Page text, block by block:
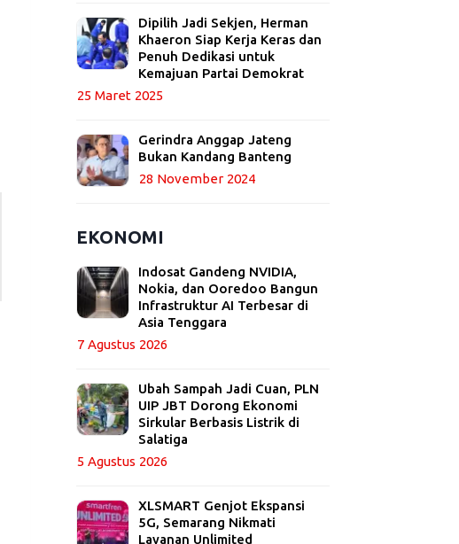
Dipilih Jadi Sekjen, Herman
Khaeron Siap Kerja Keras dan
Penuh Dedikasi untuk
Kemajuan Partai Demokrat
25 Maret 2025
Gerindra Anggap Jateng
Bukan Kandang Banteng
28 November 2024
EKONOMI
Indosat Gandeng NVIDIA,
Nokia, dan Ooredoo Bangun
Infrastruktur AI Terbesar di
Asia Tenggara
7 Agustus 2026
Ubah Sampah Jadi Cuan, PLN
UIP JBT Dorong Ekonomi
Sirkular Berbasis Listrik di
Salatiga
5 Agustus 2026
XLSMART Genjot Ekspansi
5G, Semarang Nikmati
Layanan Unlimited